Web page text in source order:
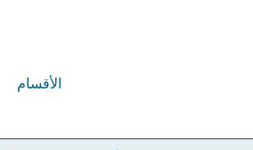
الأقسام